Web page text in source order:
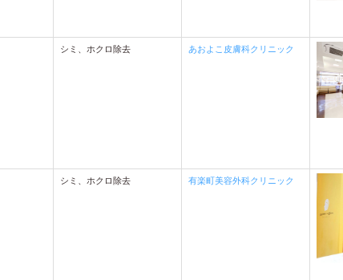
シミ、ホクロ除去 あおよこ皮膚科クリニック
シミ、ホクロ除去 有楽町美容外科クリニック